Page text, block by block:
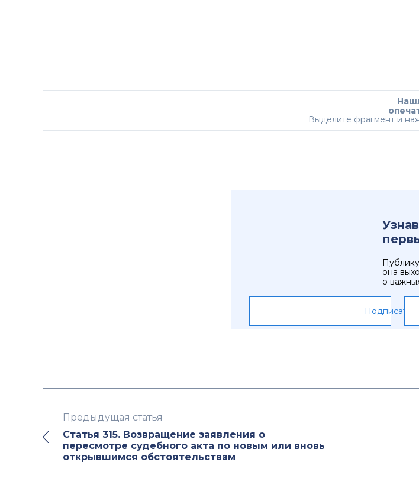
Выделите фрагмент и
она
о
Подписаться
Предыдущая статья
Статья 315. Возвращение заявления о
пересмотре судебного акта по новым или вновь
открывшимся обстоятельствам